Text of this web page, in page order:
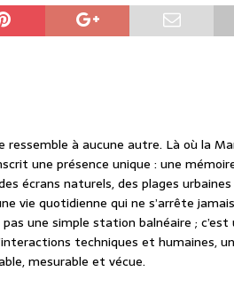
ressemble à aucune autre. Là où la
une présence unique : une
écrans naturels, des plages
vie quotidienne qui ne s’arrête
une simple station balnéaire ; c’est
techniques et humaines,
mesurable et vécue.